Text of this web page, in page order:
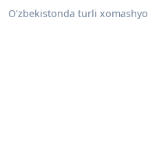
O'zbekistonda turli